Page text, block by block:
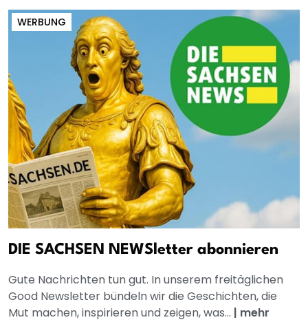
WERBUNG
DIE SACHSEN NEWSletter abonnieren
Gute Nachrichten tun gut. In unserem freitäglichen
Good Newsletter bündeln wir die Geschichten, die
Mut machen, inspirieren und zeigen, was... | mehr